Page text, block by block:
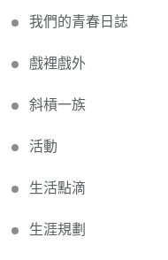
我們的青春日誌
戲裡戲外
斜槓一族
活動
生活點滴
生涯規劃